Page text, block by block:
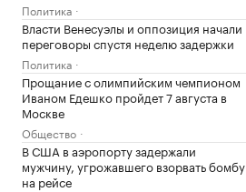
Политика
Власти Венесуэлы и оппозиция начали
переговоры спустя неделю задержки
Политика
Прощание с олимпийским чемпионом
Иваном Едешко пройдет 7 августа в
Москве
Общество
В США в аэропорту задержали
мужчину, угрожавшего взорвать бомбу
на рейсе